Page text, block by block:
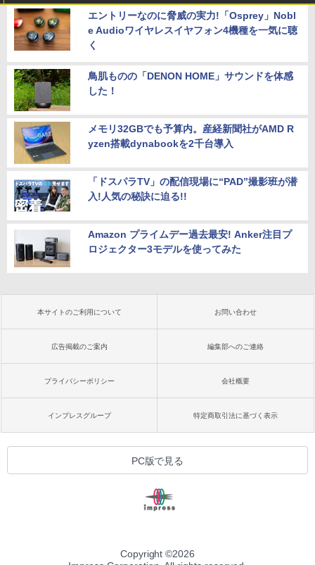
エントリーなのに脅威の実力!「Osprey」Nobl
e Audioワイヤレスイヤフォン4機種を一気に聴
く
鳥肌ものの「DENON HOME」サウンドを体感
した！
メモリ32GBでも予算内。産経新聞社がAMD R
yzen搭載dynabookを2千台導入
「ドスパラTV」の配信現場に“PAD”撮影班が潜
入!人気の秘訣に迫る!!
Amazon プライムデー過去最安! Anker注目プ
ロジェクター3モデルを使ってみた
本サイトのご利用について お問い合わせ
広告掲載のご案内 編集部へのご連絡
プライバシーポリシー 会社概要
インプレスグループ 特定商取引法に基づく表示
PC版で見る
Copyright ©2026